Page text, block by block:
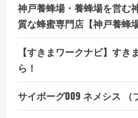
神戸養蜂場・養蜂場を営む
質な蜂蜜専門店【神戸養蜂
【すきまワークナビ】す
ら！
サイボーグ009 ネメシス （